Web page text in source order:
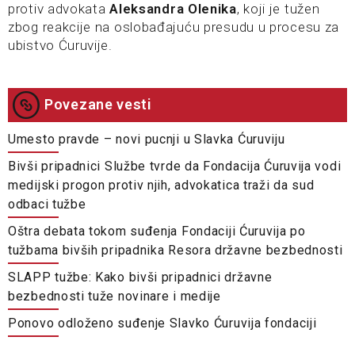
protiv advokataAleksandra Olenika, koji je tužen
zbog reakcije na oslobađajuću presudu u procesu za
ubistvo Ćuruvije.
Povezane vesti
Umesto pravde – novi pucnji u Slavka Ćuruviju
Bivši pripadnici Službe tvrde da Fondacija Ćuruvija vodi
medijski progon protiv njih, advokatica traži da sud
odbaci tužbe
Oštra debata tokom suđenja Fondaciji Ćuruvija po
tužbama bivših pripadnika Resora državne bezbednosti
SLAPP tužbe: Kako bivši pripadnici državne
bezbednosti tuže novinare i medije
Ponovo odloženo suđenje Slavko Ćuruvija fondaciji